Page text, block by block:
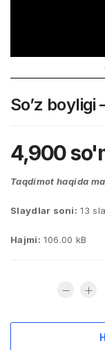
So’z boyligi
4,900
Taqdimot haqida
Slaydlar soni: 13
Hajmi: 106.00 kB